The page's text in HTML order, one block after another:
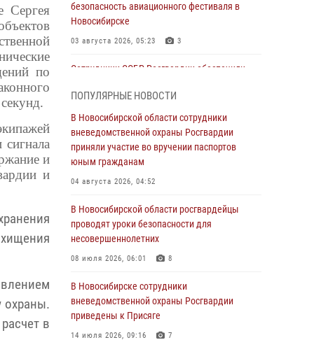
Сергея
по
и
и
охраны.
в
безопасность авиационного фестиваля в
Новосибирске
03 августа 2026, 05:23 3
Сотрудники СОБР Росгвардии обеспечили
обысков в рамках расследования серии
мошенничеств
31 июля 2026, 07:52
В Новосибирском военном институте
30 июля 2026, 08:11 8
При силовой поддержке бойцов ОМОН и
СОБР Росгвардии пресечена деятельность
сфере страхования
29 июля 2026, 05:19
В Новосибирске сотрудниками
ПОПУЛЯРНЫЕ НОВОСТИ
В Новосибирской области сотрудники
вневедомственной охраны Росгвардии
приняли участие во вручении паспортов
юным гражданам
04 августа 2026, 04:52
В Новосибирской области росгвардейцы
проводят уроки безопасности для
несовершеннолетних
08 июля 2026, 06:01 8
В Новосибирске сотрудники
вневедомственной охраны Росгвардии
приведены к Присяге
14 июля 2026, 09:16 7